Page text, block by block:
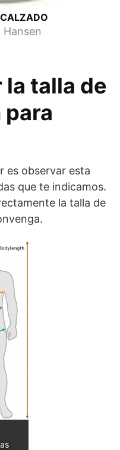
Hansen
la talla de
para
es observar esta
que te indicamos.
la talla de